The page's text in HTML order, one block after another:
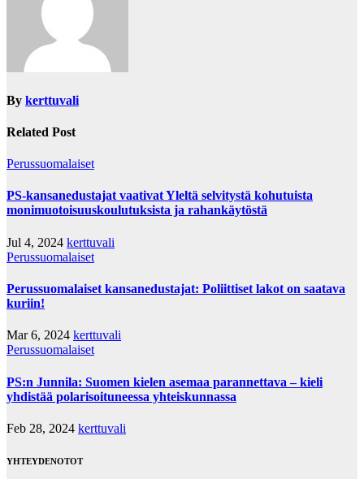
By kerttuvali
Related Post
Perussuomalaiset
PS-kansanedustajat vaativat Yleltä selvitystä kohutuista
monimuotoisuuskoulutuksista ja rahankäytöstä
Jul 4, 2024 kerttuvali
Perussuomalaiset
Perussuomalaiset kansanedustajat: Poliittiset lakot on saatava
kuriin!
Mar 6, 2024 kerttuvali
Perussuomalaiset
PS:n Junnila: Suomen kielen asemaa parannettava – kieli
yhdistää polarisoituneessa yhteiskunnassa
Feb 28, 2024 kerttuvali
YHTEYDENOTOT